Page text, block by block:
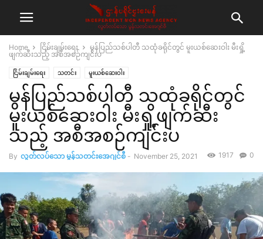
Home ငြိမ်းချမ်းရေး
မွန်ပြည်သစ်ပါတီ သထုံခရိုင်တွင် မူးယစ်ဆေးဝါး မီးရှို့
ဖျက်ဆီးသည့် အစီအစဉ်ကျင်းပ
ငြိမ်းချမ်းရေး သတင်း မူးယစ်ဆေးဝါး
မွန်ပြည်သစ်ပါတီ သထုံခရိုင်တွင်
မူးယစ်ဆေးဝါး မီးရှို့ဖျက်ဆီး
သည့် အစီအစဉ်ကျင်းပ
By လွတ်လပ်သော မွန်သတင်းအေဂျင်စီ - November 25, 2021 0
1917